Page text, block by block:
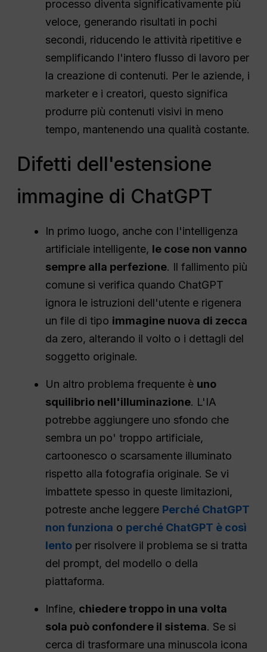
processo diventa significativamente più
veloce, generando risultati in pochi
secondi, riducendo le attività ripetitive e
semplificando l'intero flusso di lavoro per
la creazione di contenuti. Per le aziende, i
marketer e i creatori, questo significa
produrre più contenuti visivi in meno
tempo, mantenendo una qualità costante.
Difetti dell'estensione
immagine di ChatGPT
In primo luogo, anche con l'intelligenza
artificiale intelligente, le cose non vanno
sempre alla perfezione. Il fallimento più
comune si verifica quando ChatGPT
ignora le istruzioni dell'utente e rigenera
un file di tipo immagine nuova di zecca
da zero, alterando il volto o i dettagli del
soggetto originale.
Un altro problema frequente è uno
squilibrio nell'illuminazione. L'IA
potrebbe aggiungere uno sfondo che
sembra un po' troppo artificiale,
cartoonesco o scarsamente illuminato
rispetto alla fotografia originale. Se vi
imbattete spesso in queste limitazioni,
potreste anche leggere Perché ChatGPT
non funziona o perché ChatGPT è così
lento per risolvere il problema se si tratta
del prompt, del modello o della
piattaforma.
Infine, chiedere troppo in una volta
sola può confondere il sistema. Se si
cerca di trasformare una minuscola icona